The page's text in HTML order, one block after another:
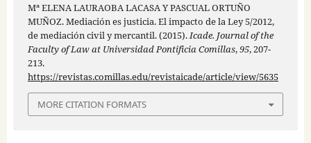
Mª ELENA LAURAOBA LACASA Y PASCUAL ORTUÑO
MUÑOZ. Mediación es justicia. El impacto de la Ley 5/2012,
de mediación civil y mercantil. (2015).Icade. Journal of the
Faculty of Law at Universidad Pontificia Comillas,95, 207-
213.
https://revistas.comillas.edu/revistaicade/article/view/5635
MORE CITATION FORMATS